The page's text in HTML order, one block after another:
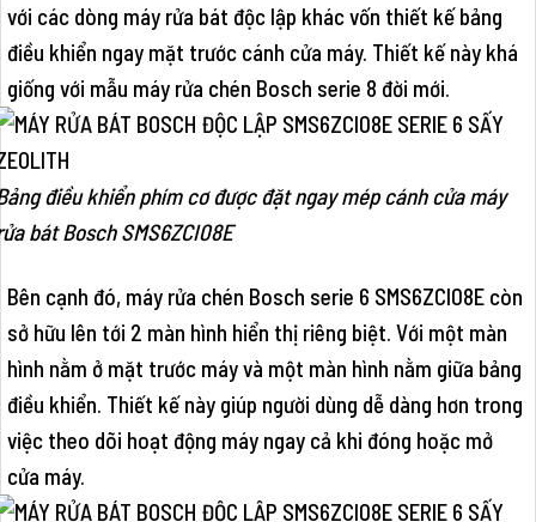
với các dòng máy rửa bát độc lập khác vốn thiết kế bảng
điều khiển ngay mặt trước cánh cửa máy. Thiết kế này khá
giống với mẫu máy rửa chén Bosch serie 8 đời mới.
điều khiển phím cơ được đặt ngay mép cánh cửa máy
bát Bosch SMS6ZCI08E
Bên cạnh đó, máy rửa chén Bosch serie 6 SMS6ZCI08E còn
sở hữu lên tới 2 màn hình hiển thị riêng biệt. Với một màn
hình nằm ở mặt trước máy và một màn hình nằm giữa bảng
điều khiển. Thiết kế này giúp người dùng dễ dàng hơn trong
việc theo dõi hoạt động máy ngay cả khi đóng hoặc mở
cửa máy.